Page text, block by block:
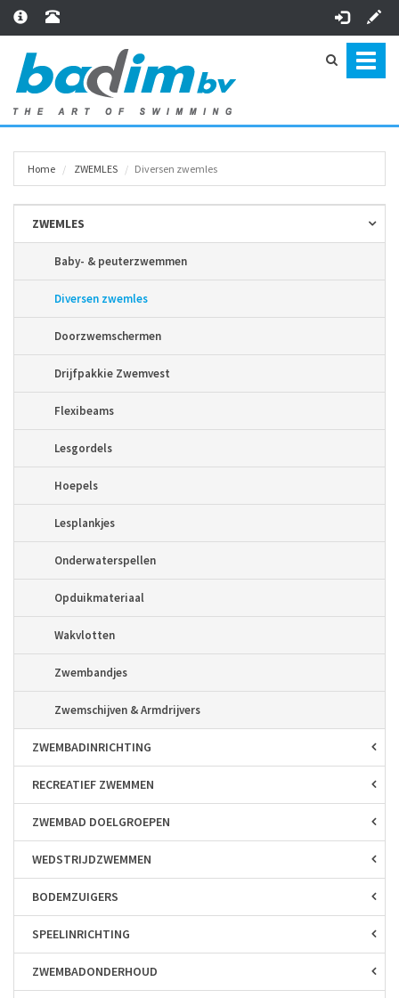
Home ZWEMLES Diversen zwemles
ZWEMLES
Baby- & peuterzwemmen
Diversen zwemles
Doorzwemschermen
Drijfpakkie Zwemvest
Flexibeams
Lesgordels
Hoepels
Lesplankjes
Onderwaterspellen
Opduikmateriaal
Wakvlotten
Zwembandjes
Zwemschijven & Armdrijvers
ZWEMBAD­INRICHTING
RECREATIEF ZWEMMEN
ZWEMBAD DOELGROEPEN
WEDSTRIJD­ZWEMMEN
BODEM­ZUIGERS
SPEEL­INRICHTING
ZWEMBAD­ONDERHOUD